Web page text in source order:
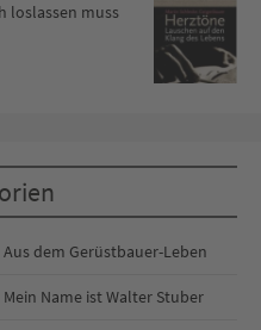
loslassen muss
Aus dem Gerüstbauer-Leben
Mein Name ist Walter Stuber